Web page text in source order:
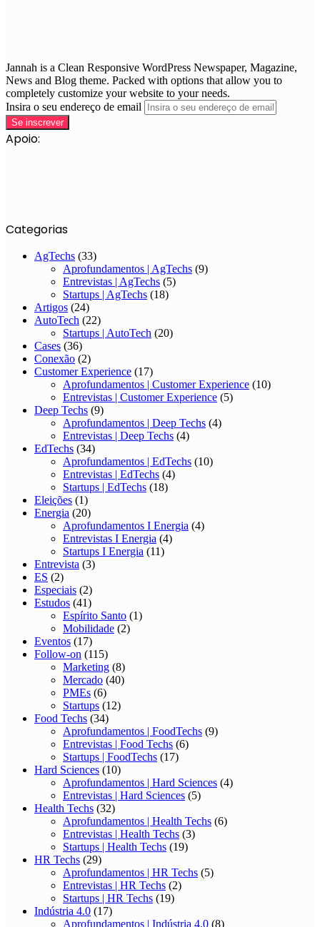
Jannah is a Clean Responsive WordPress Newspaper, Magazine,
News and Blog theme. Packed with options that allow you to
completely customize your website to your needs.
Insira o seu endereço de email
Apoio:
Categorias
AgTechs (33)
Aprofundamentos | AgTechs (9)
Entrevistas | AgTechs (5)
Startups | AgTechs (18)
Artigos (24)
AutoTech (22)
Startups | AutoTech (20)
Cases (36)
Conexão (2)
Customer Experience (17)
Aprofundamentos | Customer Experience (10)
Entrevistas | Customer Experience (5)
Deep Techs (9)
Aprofundamentos | Deep Techs (4)
Entrevistas | Deep Techs (4)
EdTechs (34)
Aprofundamentos | EdTechs (10)
Entrevistas | EdTechs (4)
Startups | EdTechs (18)
Eleições (1)
Energia (20)
Aprofundamentos I Energia (4)
Entrevistas I Energia (4)
Startups I Energia (11)
Entrevista (3)
ES (2)
Especiais (2)
Estudos (41)
Espírito Santo (1)
Mobilidade (2)
Eventos (17)
Follow-on (115)
Marketing (8)
Mercado (40)
PMEs (6)
Startups (12)
Food Techs (34)
Aprofundamentos | FoodTechs (9)
Entrevistas | Food Techs (6)
Startups | FoodTechs (17)
Hard Sciences (10)
Aprofundamentos | Hard Sciences (4)
Entrevistas | Hard Sciences (5)
Health Techs (32)
Aprofundamentos | Health Techs (6)
Entrevistas | Health Techs (3)
Startups | Health Techs (19)
HR Techs (29)
Aprofundamentos | HR Techs (5)
Entrevistas | HR Techs (2)
Startups | HR Techs (19)
Indústria 4.0 (17)
Aprofundamentos | Indústria 4.0 (8)